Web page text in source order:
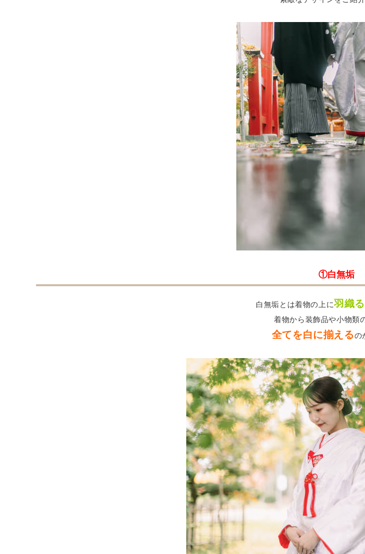
①白無垢
白無垢とは着物の上に羽織
着物から装飾品や小物類
全てを白に揃えるの